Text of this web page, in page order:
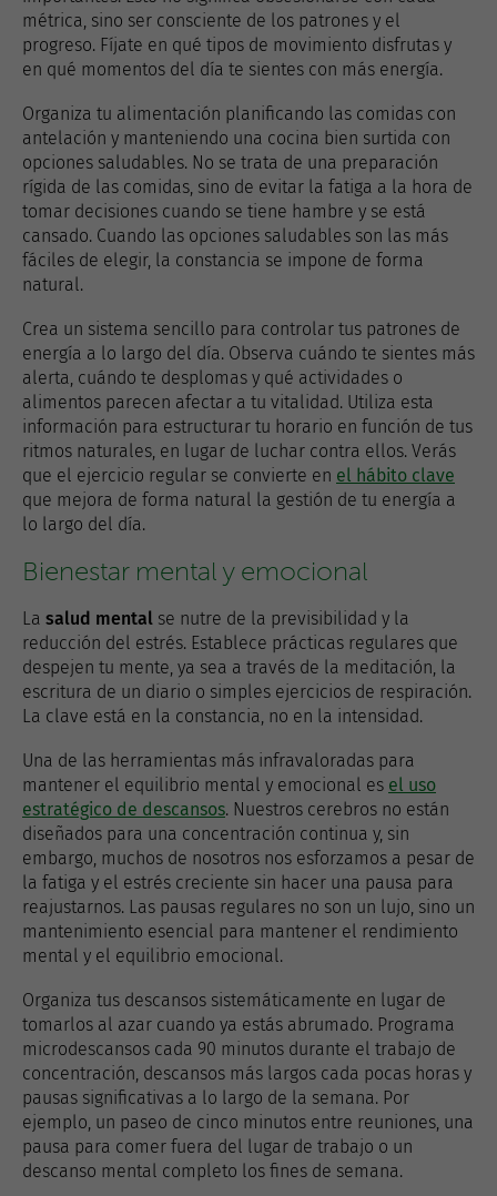
métrica, sino ser consciente de los patrones y el
progreso. Fíjate en qué tipos de movimiento disfrutas y
en qué momentos del día te sientes con más energía.
Organiza tu alimentación planificando las comidas con
antelación y manteniendo una cocina bien surtida con
opciones saludables. No se trata de una preparación
rígida de las comidas, sino de evitar la fatiga a la hora de
tomar decisiones cuando se tiene hambre y se está
cansado. Cuando las opciones saludables son las más
fáciles de elegir, la constancia se impone de forma
natural.
Crea un sistema sencillo para controlar tus patrones de
energía a lo largo del día. Observa cuándo te sientes más
alerta, cuándo te desplomas y qué actividades o
alimentos parecen afectar a tu vitalidad. Utiliza esta
información para estructurar tu horario en función de tus
ritmos naturales, en lugar de luchar contra ellos. Verás
que el ejercicio regular se convierte en el hábito clave
que mejora de forma natural la gestión de tu energía a
lo largo del día.
Bienestar mental y emocional
La salud mental se nutre de la previsibilidad y la
reducción del estrés. Establece prácticas regulares que
despejen tu mente, ya sea a través de la meditación, la
escritura de un diario o simples ejercicios de respiración.
La clave está en la constancia, no en la intensidad.
Una de las herramientas más infravaloradas para
mantener el equilibrio mental y emocional es el uso
estratégico de descansos. Nuestros cerebros no están
diseñados para una concentración continua y, sin
embargo, muchos de nosotros nos esforzamos a pesar de
la fatiga y el estrés creciente sin hacer una pausa para
reajustarnos. Las pausas regulares no son un lujo, sino un
mantenimiento esencial para mantener el rendimiento
mental y el equilibrio emocional.
Organiza tus descansos sistemáticamente en lugar de
tomarlos al azar cuando ya estás abrumado. Programa
microdescansos cada 90 minutos durante el trabajo de
concentración, descansos más largos cada pocas horas y
pausas significativas a lo largo de la semana. Por
ejemplo, un paseo de cinco minutos entre reuniones, una
pausa para comer fuera del lugar de trabajo o un
descanso mental completo los fines de semana.